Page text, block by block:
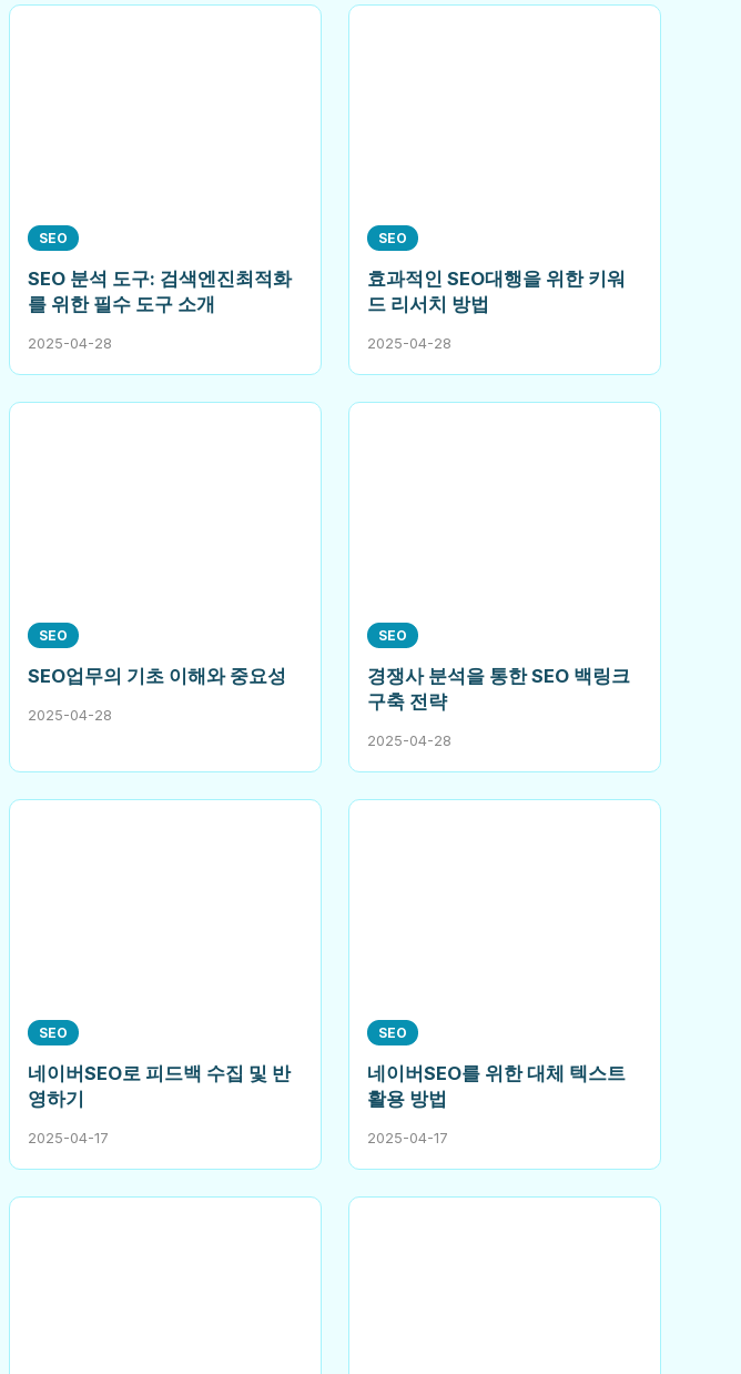
SEO
SEO 분석 도구: 검색엔진최적화
를 위한 필수 도구 소개
2025-04-28
SEO
효과적인 SEO대행을 위한 키워
드 리서치 방법
2025-04-28
SEO
SEO업무의 기초 이해와 중요성
2025-04-28
SEO
경쟁사 분석을 통한 SEO 백링크
구축 전략
2025-04-28
SEO
네이버SEO로 피드백 수집 및 반
영하기
2025-04-17
SEO
네이버SEO를 위한 대체 텍스트
활용 방법
2025-04-17